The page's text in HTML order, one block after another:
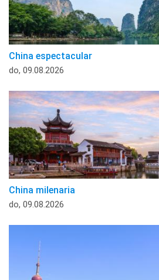
China espectacular
do, 09.08.2026
China milenaria
do, 09.08.2026